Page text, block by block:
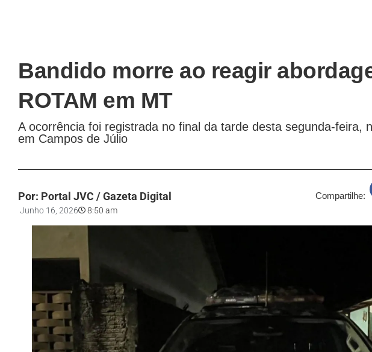
Bandido morre ao reagir
ROTAM em MT
A ocorrência foi registrada no final da tarde desta segunda-feira,
em Campos de Júlio
Por: Portal JVC / Gazeta Digital
Junho 16, 2026 8:50 am
Compartilhe: